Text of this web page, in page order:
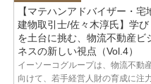
【マテハンアドバイザー・宅
建物取引士/佐々木淳氏】学び
を土台に挑む、物流不動産ビ
ネスの新しい視点（Vol.4）
イーソーコグループは、物流不動
向けて、若手経営人財の育成に注